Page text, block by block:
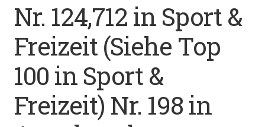
Angelvideos
Datenschutz
Impressum
Kontakt
Nr. 124,712 in Sport &
Freizeit (Siehe Top
100 in Sport &
Freizeit) Nr. 198 in